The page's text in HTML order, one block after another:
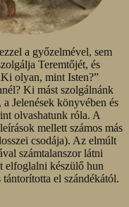
a győzelmével, sem
Teremtőjét, és
olyan, mint Isten?”
Ki mást szolgálnánk
Jelenések könyvében és
olvashatunk róla. A
mellett számos más
csodája). Az elmúlt
számtalanszor látni
elfoglalni készülő hun
el szándékától.